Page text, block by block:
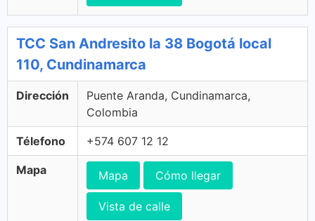
TCC San Andresito la 38 Bogotá local
110, Cundinamarca
Dirección
Puente Aranda, Cundinamarca,
Colombia
Télefono +574 607 12 12
Mapa Mapa Cómo llegar
Vista de calle